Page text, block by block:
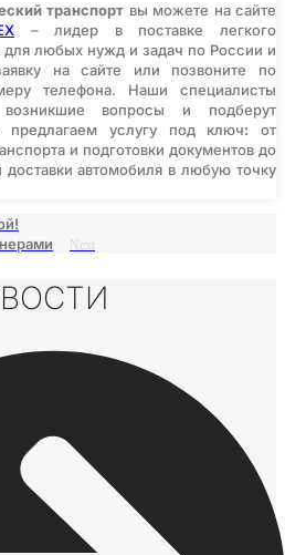
транспорт вы можете на сайте
– лидер в поставке легкого
для любых нужд и задач по России и
на сайте или позвоните по
телефона. Наши специалисты
вопросы и подберут
услугу под ключ:от
и подготовки документов до
автомобиля в любую точку
Next